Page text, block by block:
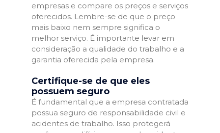
empresas e compare os preços e serviços
oferecidos. Lembre-se de que o preço
mais baixo nem sempre significa o
melhor serviço. É importante levar em
consideração a qualidade do trabalho e a
garantia oferecida pela empresa.
Certifique-se de que eles
possuem seguro
É fundamental que a empresa contratada
possua seguro de responsabilidade civil e
acidentes de trabalho. Isso protegerá